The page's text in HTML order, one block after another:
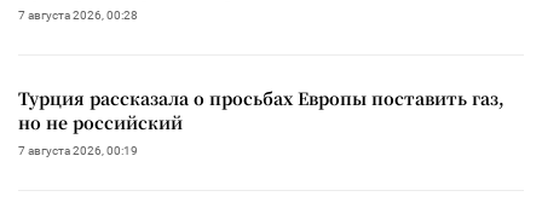
7 августа 2026, 00:28
Турция рассказала о просьбах Европы поставить газ,
но не российский
7 августа 2026, 00:19